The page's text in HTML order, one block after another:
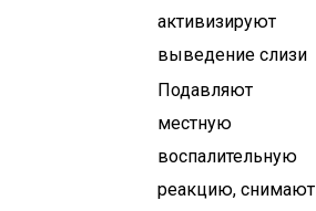
активизируют
выведение слизи
Подавляют
местную
воспалительную
реакцию, снимают